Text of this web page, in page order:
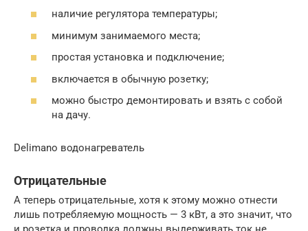
наличие регулятора температуры;
минимум занимаемого места;
простая установка и подключение;
включается в обычную розетку;
можно быстро демонтировать и взять с собой
на дачу.
Delimano водонагреватель
Отрицательные
А теперь отрицательные, хотя к этому можно отнести
лишь потребляемую мощность — 3 кВт, а это значит, что